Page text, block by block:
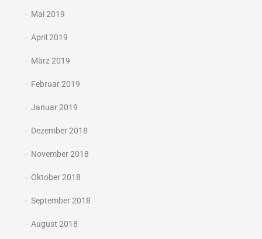
Mai 2019
April 2019
März 2019
Februar 2019
Januar 2019
Dezember 2018
November 2018
Oktober 2018
September 2018
August 2018